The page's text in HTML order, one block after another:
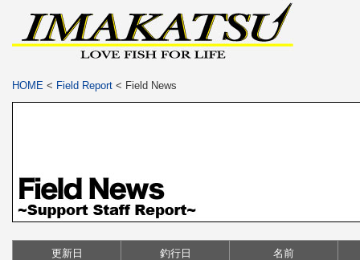
HOME < Field Report < Field News
更新日 釣行日 名前